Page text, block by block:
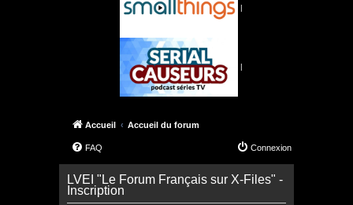
|
|
Accueil Accueil du forum
FAQ Connexion
LVEI "Le Forum Français sur X-Files" -
Inscription